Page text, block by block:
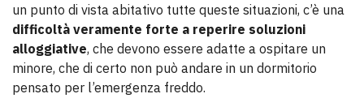
un punto di vista abitativo tutte queste situazioni, c’è una
difficoltà veramente forte a reperire soluzioni
alloggiative, che devono essere adatte a ospitare un
minore, che di certo non può andare in un dormitorio
pensato per l’emergenza freddo.